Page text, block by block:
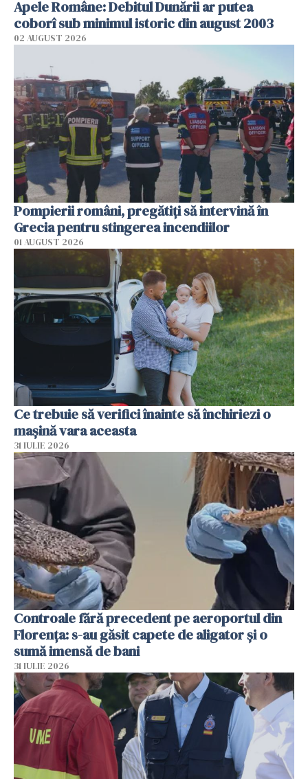
Apele Române: Debitul Dunării ar putea
coborî sub minimul istoric din august 2003
02 AUGUST 2026
Pompierii români, pregătiţi să intervină în
Grecia pentru stingerea incendiilor
01 AUGUST 2026
Ce trebuie să verifici înainte să închiriezi o
mașină vara aceasta
31 IULIE 2026
Controale fără precedent pe aeroportul din
Florența: s-au găsit capete de aligator și o
sumă imensă de bani
31 IULIE 2026